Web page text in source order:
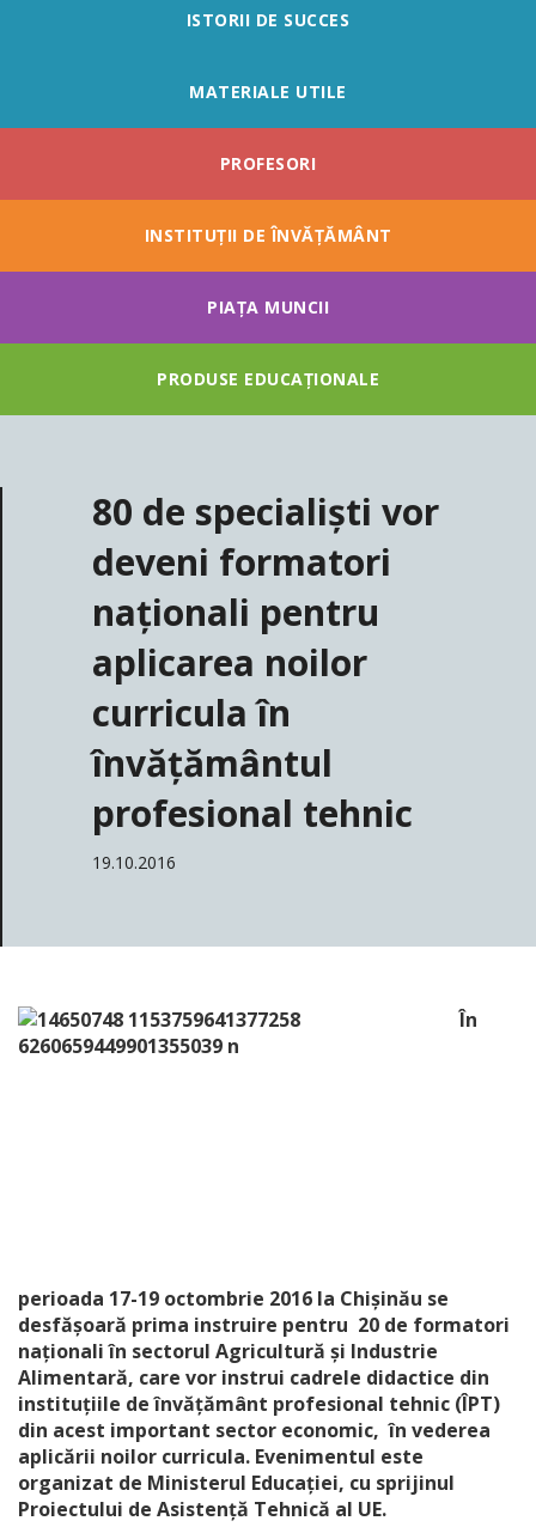
ISTORII DE SUCCES
MATERIALE UTILE
PROFESORI
INSTITUȚII DE ÎNVĂȚĂMÂNT
PIAȚA MUNCII
PRODUSE EDUCAȚIONALE
80 de specialiști vor
deveni formatori
naționali pentru
aplicarea noilor
curricula în
învățământul
profesional tehnic
19.10.2016
În
perioada 17-19 octombrie 2016 la Chișinău se
desfășoară prima instruire pentru 20 de formatori
naționali în sectorul Agricultură și Industrie
Alimentară, care vor instrui cadrele didactice din
instituțiile de învățământ profesional tehnic (ÎPT)
din acest important sector economic, în vederea
aplicării noilor curricula. Evenimentul este
organizat de Ministerul Educației, cu sprijinul
Proiectului de Asistență Tehnică al UE.